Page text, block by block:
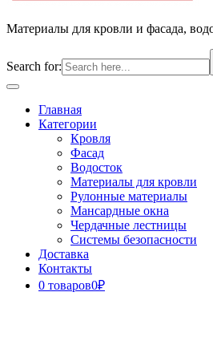
Материалы для кровли и фасада,
Search for:
Open
ButtonГлавная
Категории
Кровля
Фасад
Водосток
Материалы для кровли
Рулонные материалы
Мансардные окна
Чердачные лестницы
Системы безопасности
Доставка
Контакты
0 товаров0₽